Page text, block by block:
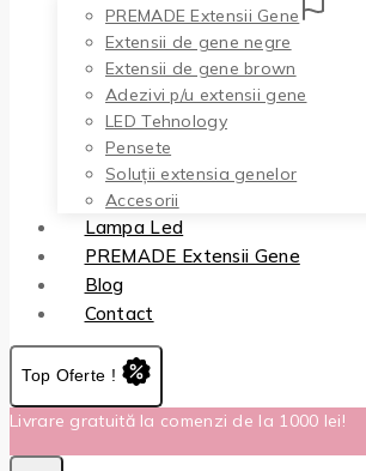
PREMADE Extensii Gene
Extensii de gene negre
Extensii de gene brown
Adezivi p/u extensii gene
LED Tehnology
Pensete
Soluții extensia genelor
Accesorii
Lampa Led
PREMADE Extensii Gene
Blog
Contact
Top Oferte !
Livrare gratuită la comenzi de la 1000 lei!